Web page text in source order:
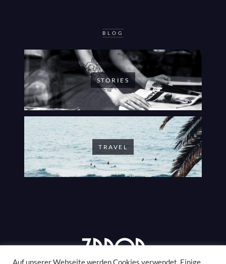
BLOG
STORIES
TRAVEL
Auf unserer Webseite werden Cookies verwendet. Einige